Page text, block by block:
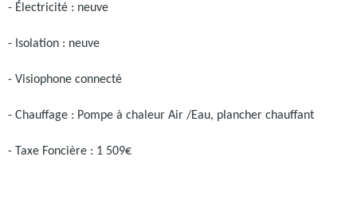
- Électricité : neuve
- Isolation : neuve
- Visiophone connecté
- Chauffage : Pompe à chaleur Air /Eau, plancher chauffant
- Taxe Foncière : 1 509€